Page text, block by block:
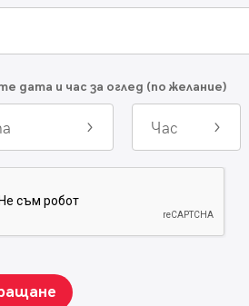
дата и час за оглед (по желание)
Час